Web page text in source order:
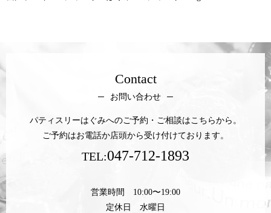
Contact
お問い合わせ
パティスリーはぐみへのご予約・ご相談はこちらから。
ご予約はお電話か店頭から受け付けております。
TEL:047-712-1893
営業時間 10:00〜19:00
定休日 水曜日